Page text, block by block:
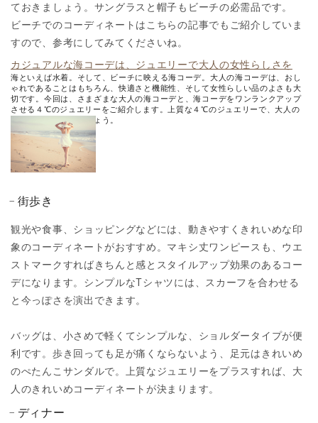
ておきましょう。サングラスと帽子もビーチの必需品です。
ビーチでのコーディネートはこちらの記事でもご紹介していま
すので、参考にしてみてくださいね。
カジュアルな海コーデは、ジュエリーで大人の女性らしさを
海といえば水着。そして、ビーチに映える海コーデ。大人の海コーデは、おし
ゃれであることはもちろん、快適さと機能性、そして女性らしい品のよさも大
切です。今回は、さまざまな大人の海コーデと、海コーデをワンランクアップ
させる４℃のジュエリーをご紹介します。上質な４℃のジュエリーで、大人の
海コーデを輝かせましょう。
街歩き
観光や食事、ショッピングなどには、動きやすくきれいめな印
象のコーディネートがおすすめ。マキシ丈ワンピースも、ウエ
ストマークすればきちんと感とスタイルアップ効果のあるコー
デになります。シンプルなTシャツには、スカーフを合わせる
と今っぽさを演出できます。
バッグは、小さめで軽くてシンプルな、ショルダータイプが便
利です。歩き回っても足が痛くならないよう、足元はきれいめ
のぺたんこサンダルで。上質なジュエリーをプラスすれば、大
人のきれいめコーディネートが決まります。
ディナー